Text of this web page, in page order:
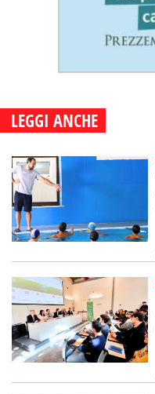
LEGGI ANCHE